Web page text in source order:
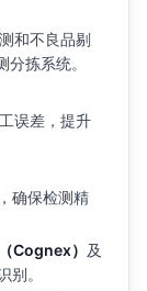
和不良品剔
拣系统。
误差，提升
确保检测精
Cognex） 及
别。